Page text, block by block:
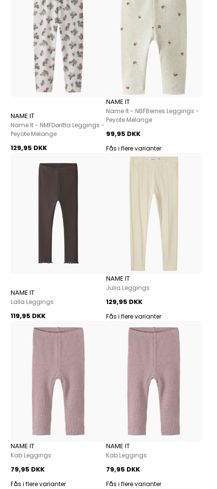
NAME IT
Name It - NMFDoritta Leggings -
Peyote Melange
129,95 DKK
NAME IT
Name It - NBFBerries Leggings -
Peyote Melange
99,95 DKK
Fås i flere varianter
NAME IT
Lalla Leggings
119,95 DKK
NAME IT
Julia Leggings
129,95 DKK
Fås i flere varianter
NAME IT
Kab Leggings
79,95 DKK
Fås i flere varianter
NAME IT
Kab Leggings
79,95 DKK
Fås i flere varianter